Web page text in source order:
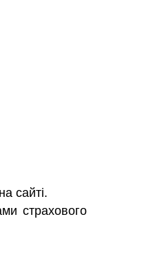
сайті.
страхового